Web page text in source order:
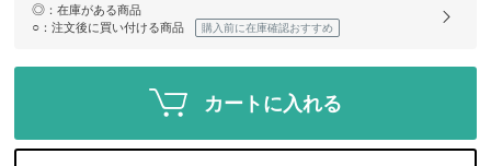
◎ ：在庫がある商品
○ ：注文後に買い付ける商品 購入前に在庫確認おすすめ
カートに入れる